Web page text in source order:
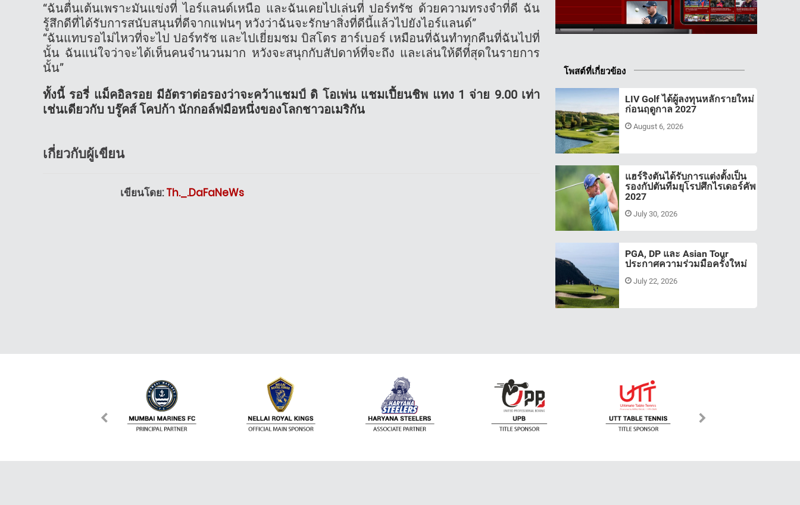
“ฉันตื่นเต้นเพราะมันแข่งที่ ไอร์แลนด์เหนือ และฉันเคยไปเล่นที่ ปอร์ทรัช ด้วยความทรงจำที่ดี ฉัน
รู้สึกดีที่ได้รับการสนับสนุนที่ดีจากแฟนๆ หวังว่าฉันจะรักษาสิ่งที่ดีนี้แล้วไปยังไอร์แลนด์”
“ฉันแทบรอไม่ไหวที่จะไป ปอร์ทรัช และไปเยี่ยมชม บิสโตร ฮาร์เบอร์ เหมือนที่ฉันทำทุกคืนที่ฉันไปที่
นั้น ฉันแน่ใจว่าจะได้เห็นคนจำนวนมาก หวังจะสนุกกับสัปดาห์ที่จะถึง และเล่นให้ดีที่สุดในรายการ
นั้น”
ทั้งนี้ รอรี่ แม็คอิลรอย มีอัตราต่อรองว่าจะคว้าแชมป์ ดิ โอเพ่น แชมเปี้ยนชิพ แทง 1 จ่าย 9.00 เท่า
เช่นเดียวกับ บรู๊คส์ โคปก้า นักกอล์ฟมือหนึ่งของโลกชาวอเมริกัน
เกี่ยวกับผู้เขียน
เขียนโดย:Th._.DaFaNeWs
โพสต์ที่เกี่ยวข้อง
LIV Golf ได้ผู้ลงทุนหลักรายใหม่
ก่อนฤดูกาล 2027
August 6, 2026
แฮร์ริงตันได้รับการแต่งตั้งเป็น
รองกัปตันทีมยุโรปศึกไรเดอร์คัพ
2027
July 30, 2026
PGA, DP และ Asian Tour
ประกาศความร่วมมือครั้งใหม่
July 22, 2026